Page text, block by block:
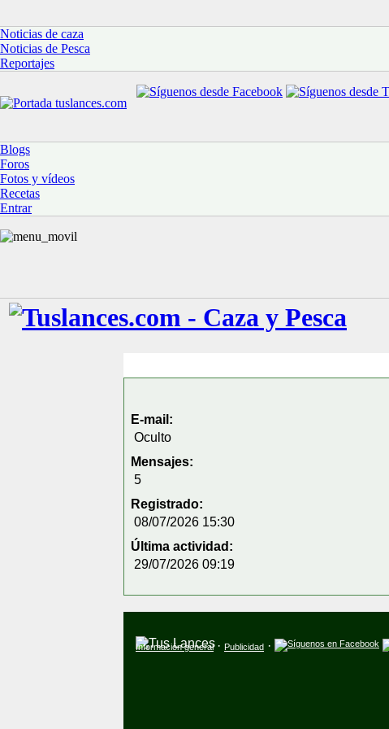
Noticias de caza
Noticias de Pesca
Reportajes
Blogs
Foros
Fotos y vídeos
Recetas
Entrar
E-mail:
Oculto
Mensajes:
5
Registrado:
08/07/2026 15:30
Última actividad:
29/07/2026 09:19
Información general· Publicidad ·